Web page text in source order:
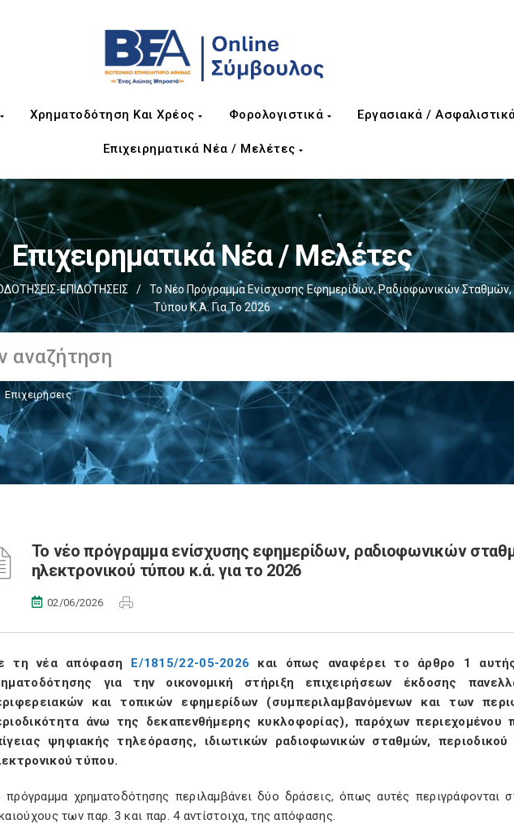
Χρηματοδότηση Και Χρέος Φορολογιστικά Εργασιακά /
Επιχειρηματικά Νέα / Μελέτες
Επιχειρηματικά Νέα / Μελέτες
ΕΠΙΔΟΤΗΣΕΙΣ /
Το Νέο Πρόγραμμα Ενίσχυσης Εφημερίδων, Ραδιοφωνικών Σταθμών,
Τύπου Κ.ά. Για Το 2026
Επιχειρήσεις
Το νέο πρόγραμμα ενίσχυσης εφημερίδων, ραδιοφωνικών
ηλεκτρονικού τύπου κ.ά. για το 2026
02/06/2026
τη νέα απόφαση Ε/1815/22-05-2026 και όπως αναφέρει το άρθρο 1
για την οικονομική στήριξη επιχειρήσεων έκδοσης
και τοπικών εφημερίδων (συμπεριλαμβανόμενων και των
άνω της δεκαπενθήμερης κυκλοφορίας), παρόχων περιεχομένου
ψηφιακής τηλεόρασης, ιδιωτικών ραδιοφωνικών σταθμών,
τύπου.
πρόγραμμα χρηματοδότησης περιλαμβάνει δύο δράσεις, όπως αυτές περιγράφονται
των παρ. 3 και παρ. 4 αντίστοιχα, της απόφασης.